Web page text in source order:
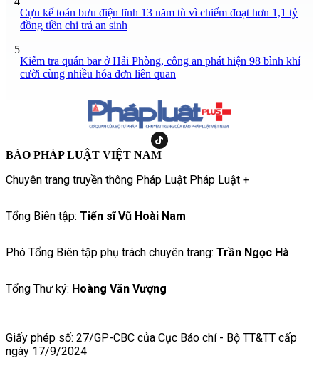
Cựu kế toán bưu điện lĩnh 13 năm tù vì chiếm đoạt hơn 1,1 tỷ
đồng tiền chi trả an sinh
5
Kiểm tra quán bar ở Hải Phòng, công an phát hiện 98 bình khí
cười cùng nhiều hóa đơn liên quan
BÁO PHÁP LUẬT VIỆT NAM
Chuyên trang truyền thông Pháp Luật Pháp Luật +
Tổng Biên tập: Tiến sĩ Vũ Hoài Nam
Phó Tổng Biên tập phụ trách chuyên trang: Trần Ngọc Hà
Tổng Thư ký: Hoàng Văn Vượng
Giấy phép số: 27/GP-CBC của Cục Báo chí - Bộ TT&TT cấp
ngày 17/9/2024